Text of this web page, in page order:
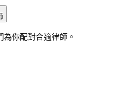
你配對合適律師。